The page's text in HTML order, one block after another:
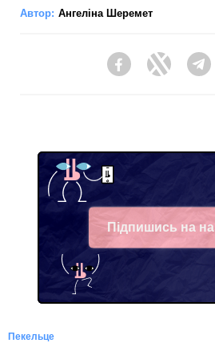
Автор: Ангеліна Шеремет
FacebookTwitter
Підпишись на
Facebook
Пекельце